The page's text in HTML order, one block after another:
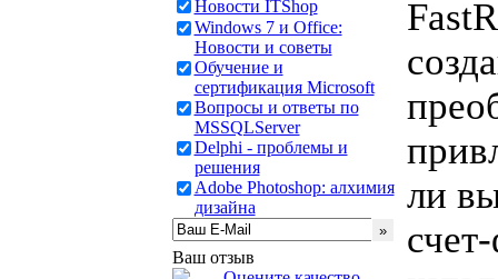
Новости ITShop
Windows 7 и Office:
Новости и советы
Обучение и
сертификация Microsoft
Вопросы и ответы по
MSSQLServer
Delphi - проблемы и
решения
Adobe Photoshop: алхимия
дизайна
Ваш отзыв
ли